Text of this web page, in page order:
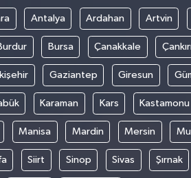
Antalya Ardahan Artvin
Bursa Çanakkale
Gaziantep Giresun
Karaman Kars Kastamonu
Manisa Mardin Mersin
Siirt Sinop Sivas Şırnak